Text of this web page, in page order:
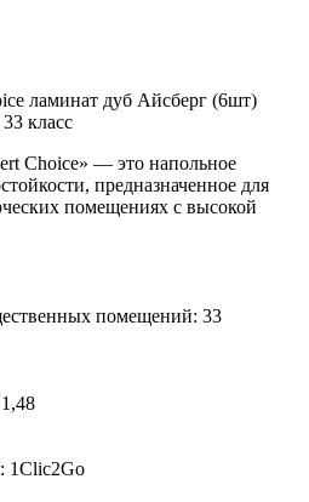
ламинат дуб Айсберг (6шт)
класс
Choice» — это напольное
предназначенное для
помещениях с высокой
помещений: 33
1Clic2Go